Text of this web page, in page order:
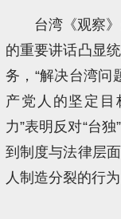
台湾《观察
的重要讲话凸显
务，“解决台湾问
产党人的坚定目
力”表明反对“台
到制度与法律层
人制造分裂的行为